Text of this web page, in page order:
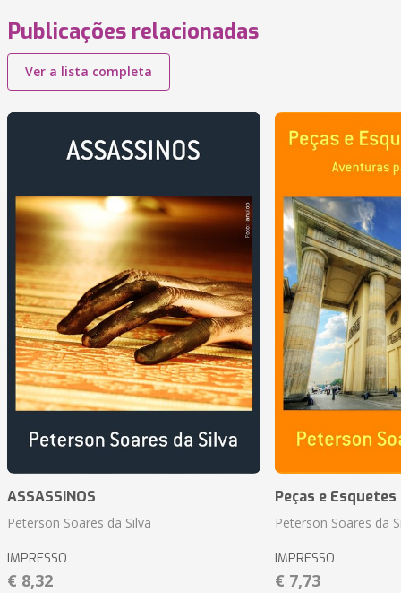
Publicações relacionadas
Ver a lista completa
ASSASSINOS
Peterson Soares da Silva
IMPRESSO
€ 8,32
Peças e
Peterson Soares da
IMPRESSO
€ 7,73